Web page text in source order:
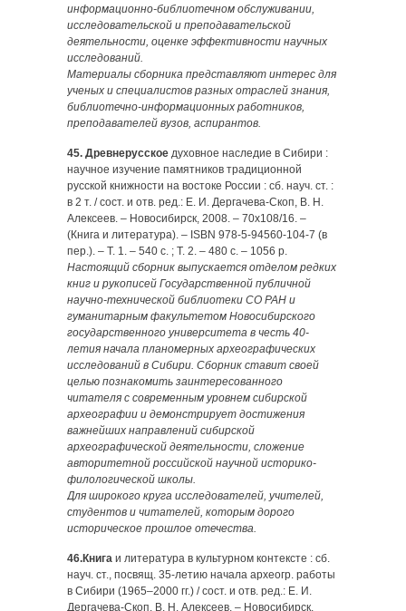
информационно-библиотечном обслуживании,
исследовательской и преподавательской
деятельности, оценке эффективности научных
исследований.
Материалы сборника представляют интерес для
ученых и специалистов разных отраслей знания,
библиотечно-инфор­мационных работников,
преподавателей вузов, аспирантов.
45. Древнерусское духовное наследие в Сибири :
научное изучение памятников традиционной
русской книжности на востоке России : сб. науч. ст. :
в 2 т. / сост. и отв. ред.: Е. И. Дергачева-Скоп, В. Н.
Алексеев. – Новосибирск, 2008. – 70х108/16. –
(Книга и литература). – ISBN 978-5-94560-104-7 (в
пер.). – Т. 1. – 540 с. ; Т. 2. – 480 с. – 1056 р.
Настоящий сборник выпускается отделом редких
книг и рукописей Государственной публичной
научно-технической библиотеки СО РАН и
гуманитарным факультетом Новосибирского
государственного университета в честь 40-
летия начала планомерных археографических
исследований в Сибири. Сборник ставит своей
целью познакомить заинтересованного
читателя с современным уровнем сибирской
археографии и демонстрирует достижения
важнейших направлений сибирской
археографической деятельности, сложение
авторитетной российской научной историко-
филологической школы.
Для широкого круга исследователей, учителей,
студентов и читателей, которым дорого
историческое прошлое отечества.
46.Книга и литература в культурном контексте : сб.
науч. ст., посвящ. 35-летию начала археогр. работы
в Сибири (1965–2000 гг.) / сост. и отв. ред.: Е. И.
Дергачева-Скоп, В. Н. Алек­сеев. – Новосибирск,